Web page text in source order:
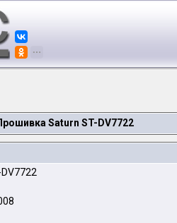
Saturn ST-DV7722